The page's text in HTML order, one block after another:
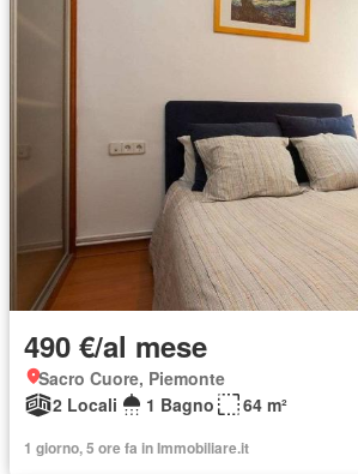
490 €/al mese
Sacro Cuore, Piemonte
2 Locali
1 Bagno 64 m²
1 giorno, 5 ore fa in Immobiliare.it